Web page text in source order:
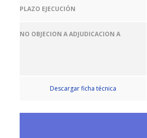
PLAZO EJECUCIÓN
NO OBJECION A ADJUDICACION A
Descargar ficha técnica